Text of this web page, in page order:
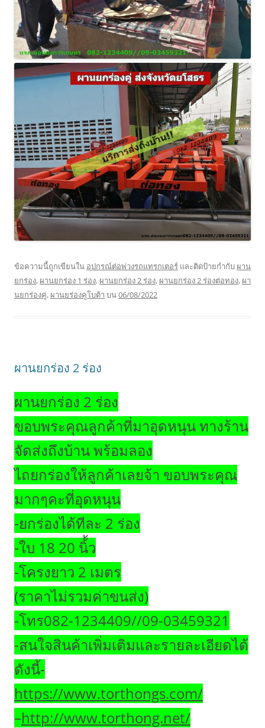
ข้อความนี้ถูกเขียนใน อุปกรณ์ต่อพ่วงรถแทรกเตอร์ และติดป้ายกำกับ ผาน
ยกร่อง, ผานยกร่อง 1 ร่อง, ผานยกร่อง 2 ร่อง, ผานยกร่อง 2 ร่องต่อทอง, ผา
นยกร่องคู่, ผานยร่องคูโบต้า บน06/08/2022
ผานยกร่อง 2 ร่อง
ผานยกร่อง 2 ร่อง
ขอบพระคุณลูกค้าที่มาอุดหนุน ทางร้าน
จัดส่งถึงบ้าน พร้อมลอง
ไถยกร่องให้ลูกค้าเลยจ้า ขอบพระคุณ
มากๆคะที่อุดหนุน
-ยกร่องได้ทีละ 2 ร่อง
-ใบ 18 20 นิ้้ว
-โครงยาว 2 เมตร
(ราคาไม่รวมค่าขนส่ง)
-โทร082-1234409//09-03459321
-สนใจสินค้าเพิ่มเติมและรายละเอียดได้
ดังนี้-
https://www.torthongs.com/
–http://www.torthong.net/